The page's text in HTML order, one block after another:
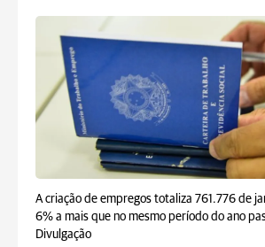
A criação de empregos totaliza 761.776 de
6% a mais que no mesmo período do ano
Divulgação